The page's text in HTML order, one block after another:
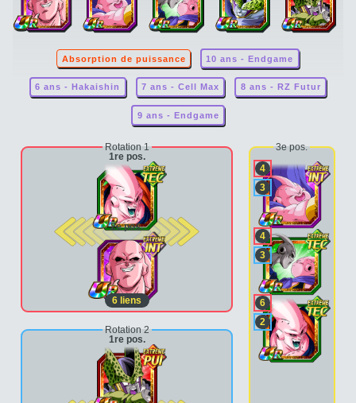
Absorption de puissance 10 ans - Endgame
6 ans - Hakaishin 7 ans - Cell Max 8 ans - RZ Futur
9 ans - Endgame
Rotation 1
1re pos.
2e pos.
6 liens
Rotation 2
1re pos.
3e pos.
4
3
4
3
6
2